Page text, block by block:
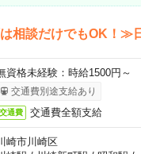
相談だけでもOK！≫
資格未経験：時給1500円
交通費別途支給あり
交通費 交通費全額支給
崎市川崎区